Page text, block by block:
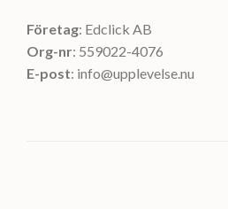
Företag: Edclick AB
Org-nr: 559022-4076
E-post: info@upplevelse.nu